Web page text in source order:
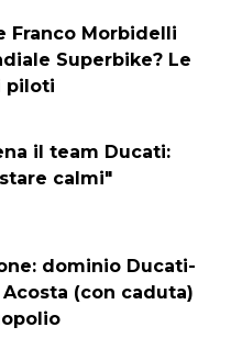
Franco Morbidelli
Superbike? Le
piloti
il team Ducati:
calmi"
dominio Ducati-
(con caduta)